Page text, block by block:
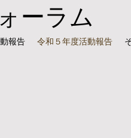
報告 令和５年度活動報告
ーラム